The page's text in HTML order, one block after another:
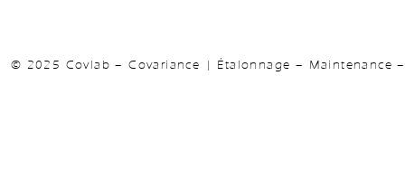
© 2025 Covlab – Covariance | Étalonnage – Maintenance